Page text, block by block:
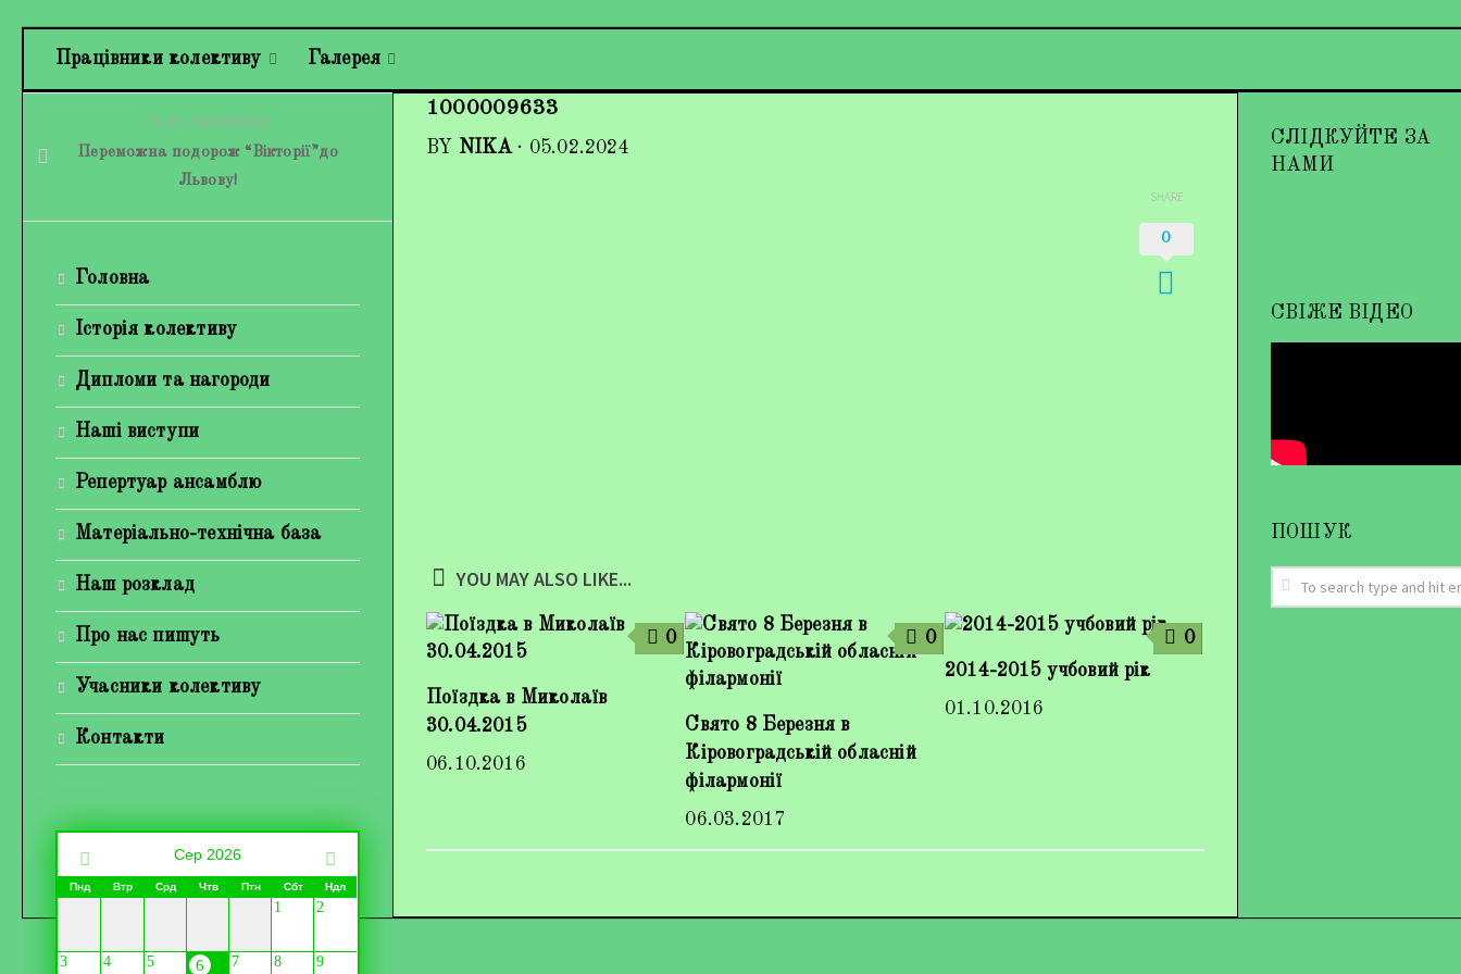
Працівники колективу Галерея
1000009633
BY NIKA · 05.02.2024
SHARE
0
YOU MAY ALSO LIKE...
0
Поїздка в Миколаїв
30.04.2015
06.10.2016
0
Свято 8 Березня в
Кіровоградській обласній
філармонії
06.03.2017
0
2014-2015 учбовий рік
01.10.2016
PREVIOUS STORY
Переможна подорож “Вікторії”до
Львову!
Головна
Історія колективу
Дипломи та нагороди
Наші виступи
Репертуар ансамблю
Матеріально-технічна база
Наш розклад
Про нас пишуть
Учасники колективу
Контакти
Сер 2026
Пнд Втр Срд Чтв Птн Сбт Ндл
1 2
3 4 5 6 7 8 9
СЛІДКУЙТЕ ЗА
НАМИ
СВІЖЕ ВІДЕО
ПОШУК